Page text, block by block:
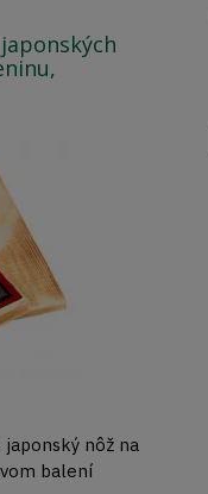
japonský nôž na
balení